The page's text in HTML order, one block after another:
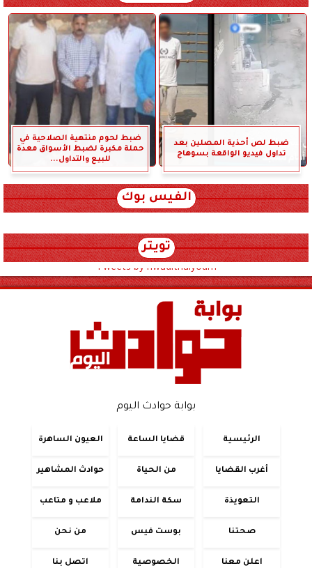
ضبط لص أحذية المصلين بعد
تداول فيديو الواقعة بسوهاج
ضبط لحوم منتهية الصلاحية في
حملة مكبرة لضبط الأسواق معدة
للبيع والتداول...
الفيس بوك
تويتر
Tweets by hwadithalyoum
بوابة حوادث اليوم
الرئيسية قضايا الساعة العيون الساهرة
أغرب القضايا من الحياة حوادث المشاهير
التعويذة سكة الندامة ملاعب و متاعب
صحتنا بوست فيس من نحن
اعلن معنا الخصوصية اتصل بنا